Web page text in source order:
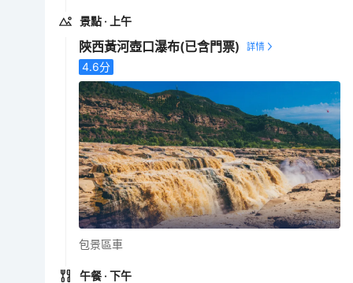
景點 · 上午
陜西黃河壺口瀑布(已含門票)
4.6分
包景區車
午餐 · 下午